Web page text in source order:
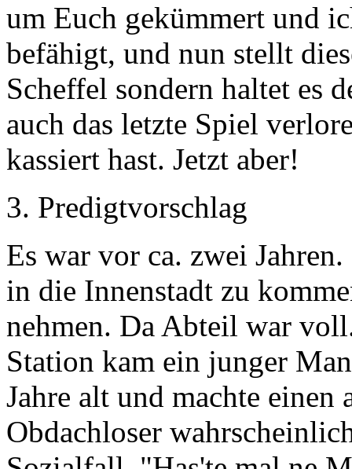
um Euch gekümmert und
befähigt, und nun stellt
Scheffel sondern haltet es
auch das letzte Spiel
kassiert hast. Jetzt aber!
3. Predigtvorschlag
Es war vor ca. zwei
in die Innenstadt zu
nehmen. Da Abteil war
Station kam ein junger
Jahre alt und machte
Obdachloser